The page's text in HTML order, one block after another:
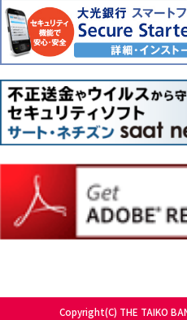
Copyright(C) THE TAIKO